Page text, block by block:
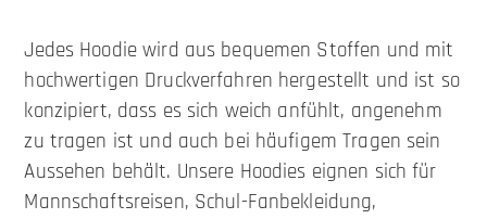
Jedes Hoodie wird aus bequemen Stoffen und mit
hochwertigen Druckverfahren hergestellt und ist so
konzipiert, dass es sich weich anfühlt, angenehm
zu tragen ist und auch bei häufigem Tragen sein
Aussehen behält. Unsere Hoodies eignen sich für
Mannschaftsreisen, Schul-Fanbekleidung,